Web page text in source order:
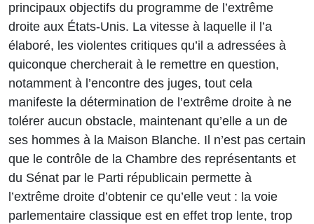
principaux objectifs du programme de l’extrême
droite aux États-Unis. La vitesse à laquelle il l’a
élaboré, les violentes critiques qu’il a adressées à
quiconque chercherait à le remettre en question,
notamment à l’encontre des juges, tout cela
manifeste la détermination de l’extrême droite à ne
tolérer aucun obstacle, maintenant qu’elle a un de
ses hommes à la Maison Blanche. Il n’est pas certain
que le contrôle de la Chambre des représentants et
du Sénat par le Parti républicain permette à
l’extrême droite d’obtenir ce qu’elle veut : la voie
parlementaire classique est en effet trop lente, trop